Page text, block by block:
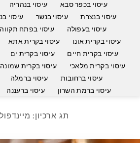
עיסוי בכפר סבא
עיסוי בנהריה
עיסוי בנצרת
עיסוי בנשר עיסוי
עיסוי בעפולה
עיסוי בפתח תקווה
עיסוי בקרית אונו
עיסוי בקרית אתא
עיסוי בקרית חיים
עיסוי בקרית ים
עיסוי בקרית מלאכי
עיסוי בקרית שמונה
עיסוי ברחובות
עיסוי ברמלה
עיסוי ברמת השרון
עיסוי ברעננה
תג ארכיון: